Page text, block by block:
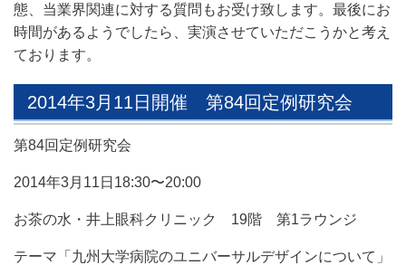
態、当業界関連に対する質問もお受け致します。最後にお
時間があるようでしたら、実演させていただこうかと考え
ております。
2014年3月11日開催 第84回定例研究会
第84回定例研究会
2014年3月11日18:30〜20:00
お茶の水・井上眼科クリニック 19階 第1ラウンジ
テーマ「九州大学病院のユニバーサルデザインについて」